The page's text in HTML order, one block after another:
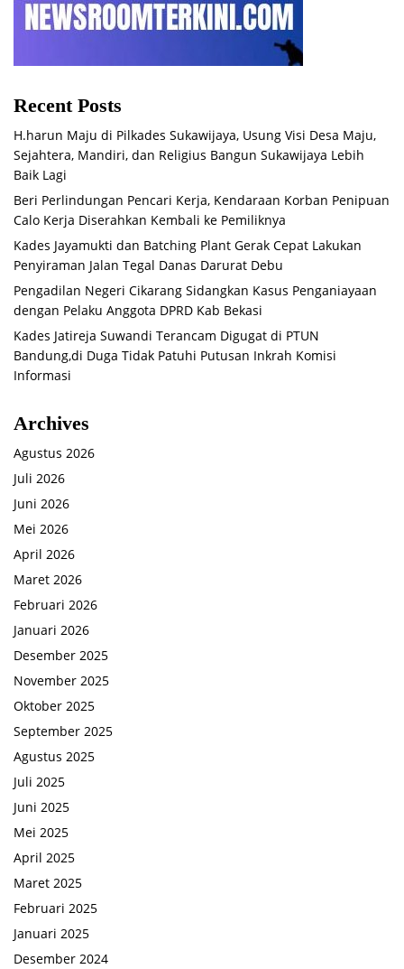
Recent Posts
H.harun Maju di Pilkades Sukawijaya, Usung Visi Desa Maju,
Sejahtera, Mandiri, dan Religius Bangun Sukawijaya Lebih
Baik Lagi
Beri Perlindungan Pencari Kerja, Kendaraan Korban Penipuan
Calo Kerja Diserahkan Kembali ke Pemiliknya
Kades Jayamukti dan Batching Plant Gerak Cepat Lakukan
Penyiraman Jalan Tegal Danas Darurat Debu
Pengadilan Negeri Cikarang Sidangkan Kasus Penganiayaan
dengan Pelaku Anggota DPRD Kab Bekasi
Kades Jatireja Suwandi Terancam Digugat di PTUN
Bandung,di Duga Tidak Patuhi Putusan Inkrah Komisi
Informasi
Archives
Agustus 2026
Juli 2026
Juni 2026
Mei 2026
April 2026
Maret 2026
Februari 2026
Januari 2026
Desember 2025
November 2025
Oktober 2025
September 2025
Agustus 2025
Juli 2025
Juni 2025
Mei 2025
April 2025
Maret 2025
Februari 2025
Januari 2025
Desember 2024